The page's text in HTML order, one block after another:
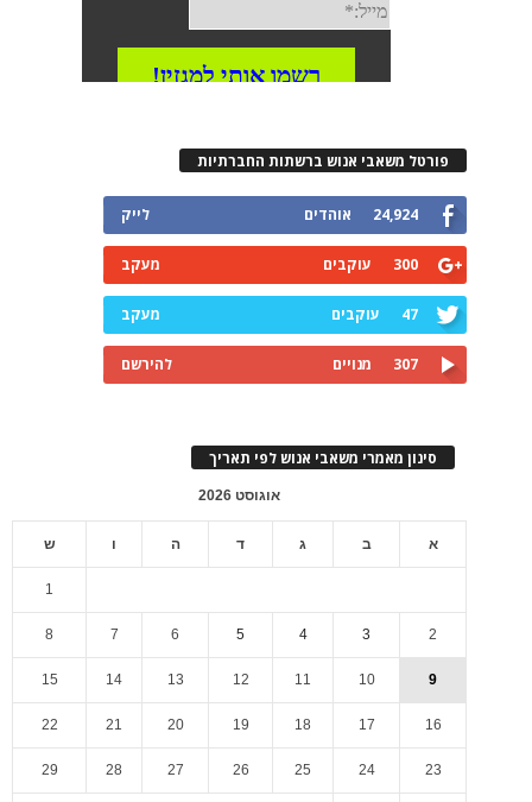
פורטל משאבי אנוש ברשתות החברתיות
24,924 אוהדים לייק
300 עוקבים מעקב
47 עוקבים מעקב
307 מנויים להירשם
סינון מאמרי משאבי אנוש לפי תאריך
אוגוסט 2026
א ב ג ד ה ו ש
1
2
3
4
5
6
7
8
9
10
11
12
13
14
15
16
17
18
19
20
21
22
23
24
25
26
27
28
29